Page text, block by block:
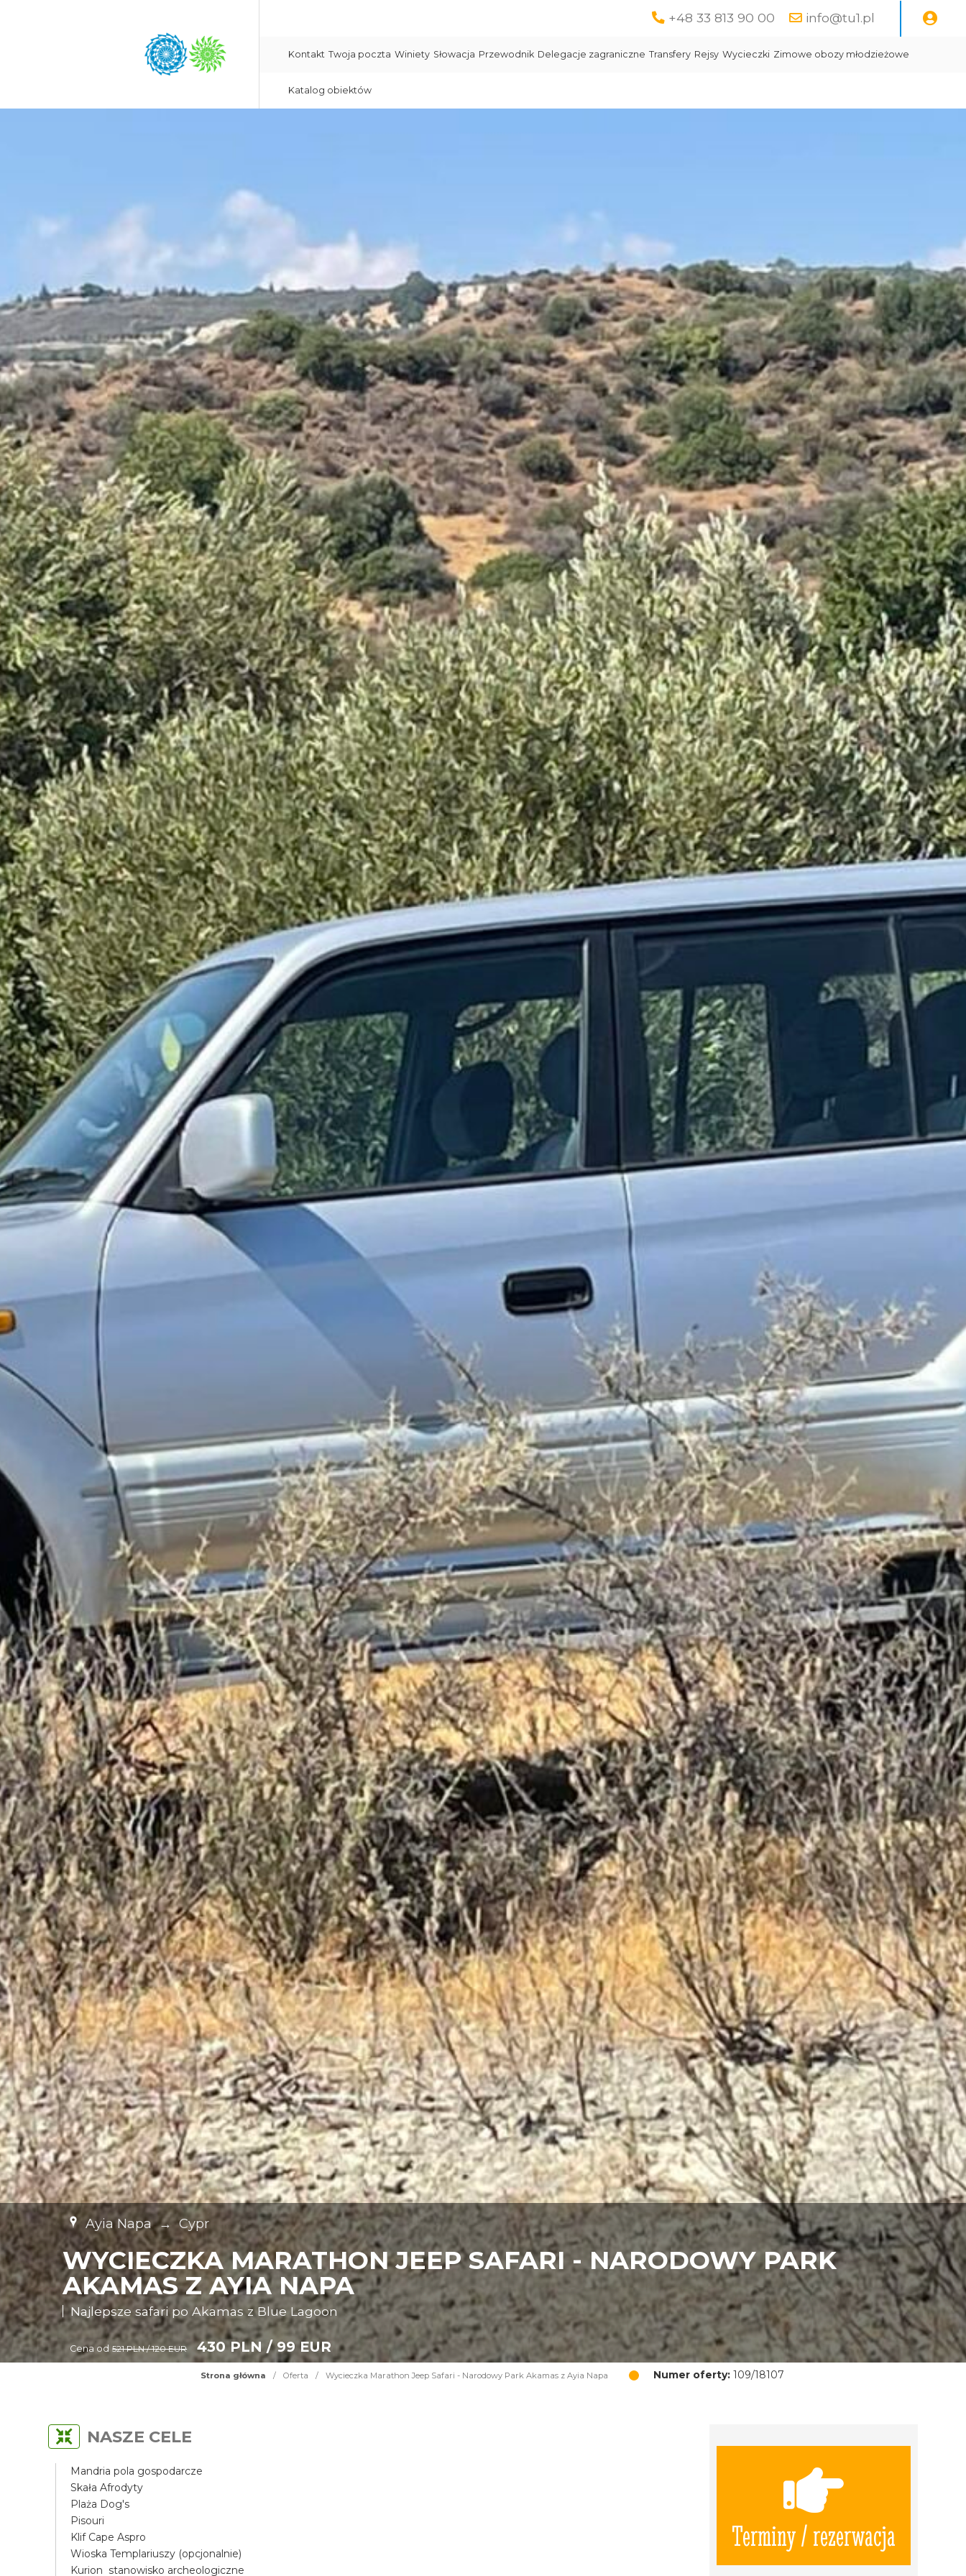
+48 33 813 90 00 info@tu1.pl
Kontakt Twoja poczta Winiety Słowacja Przewodnik Delegacje zagraniczne Transfery Rejsy Wycieczki Zimowe obozy młodzieżowe
Katalog obiektów
Ayia Napa → Cypr
WYCIECZKA MARATHON JEEP SAFARI - NARODOWY PARK
AKAMAS Z AYIA NAPA
Najlepsze safari po Akamas z Blue Lagoon
Cena od 521 PLN / 120 EUR 430 PLN / 99 EUR
Strona główna / Oferta / Wycieczka Marathon Jeep Safari - Narodowy Park Akamas z Ayia Napa Numer oferty:109/18107
Terminy / rezerwacja
NASZE CELE
Mandria pola gospodarcze
Skała Afrodyty
Plaża Dog's
Pisouri
Klif Cape Aspro
Wioska Templariuszy (opcjonalnie)
Kurion stanowisko archeologiczne